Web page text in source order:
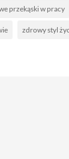
przekąski w pracy
zdrowy styl